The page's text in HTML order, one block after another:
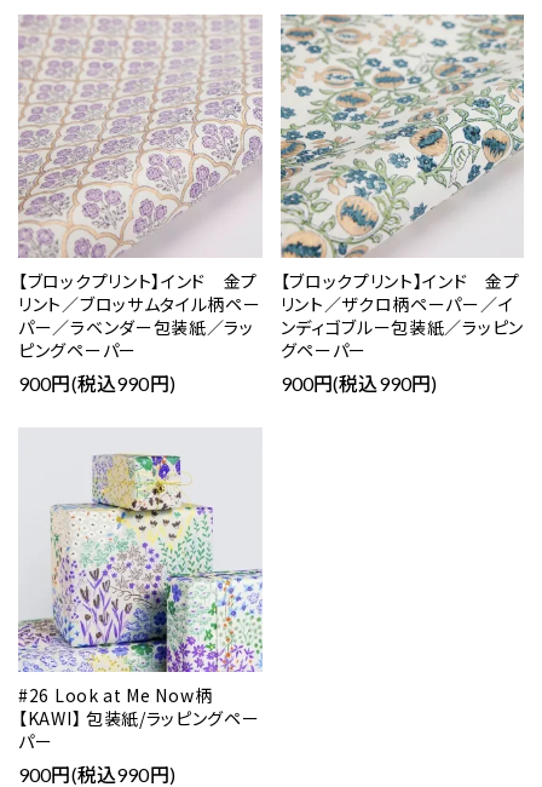
【ブロックプリント】インド 金プ
リント／ブロッサムタイル柄ペー
パー／ラベンダー包装紙／ラッ
ピングペーパー
900円(税込990円)
【ブロックプリント】インド 金プ
リント／ザクロ柄ペーパー／イ
ンディゴブルー包装紙／ラッピン
グペーパー
900円(税込990円)
#26 Look at Me Now柄
【KAWI】 包装紙/ラッピングペー
パー
900円(税込990円)